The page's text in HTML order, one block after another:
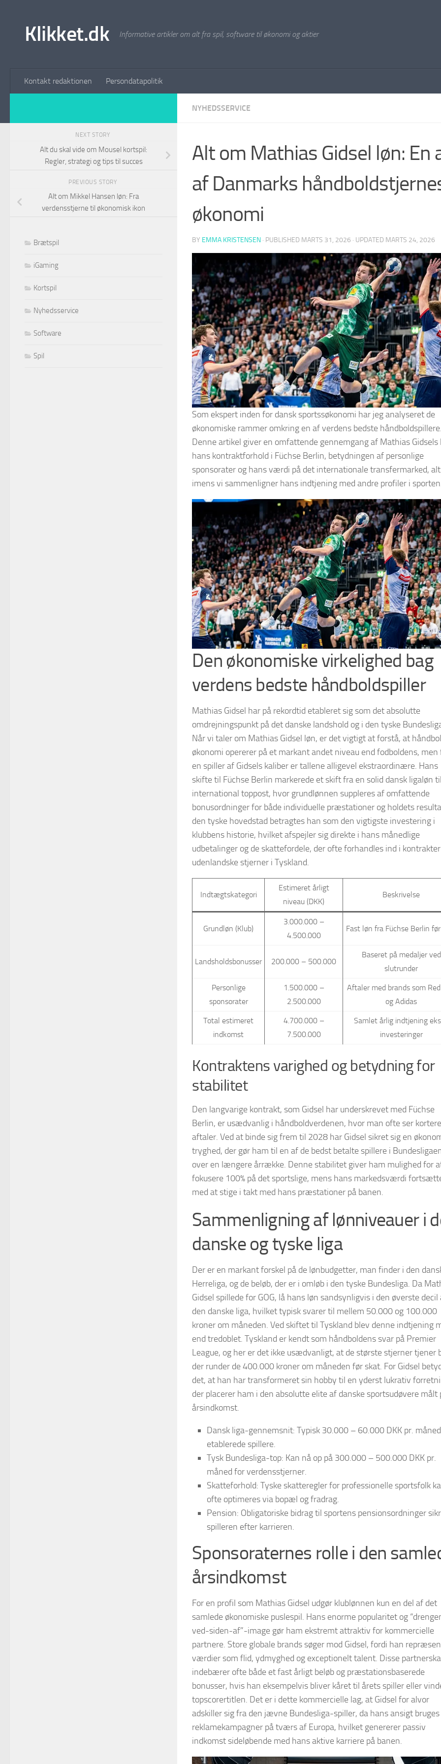
Klikket.dk Informative artikler om alt fra spil, software til økonomi og aktier
Kontakt redaktionen Persondatapolitik
NYHEDSSERVICE
Alt om Mathias Gidsel løn: En
af Danmarks
økonomi
BY EMMA KRISTENSEN · PUBLISHED MARTS 31, 2026 · UPDATED MARTS 24, 2026
Som ekspert inden for dansk sportssøkonomi har jeg analyseret de
økonomiske rammer omkring en af verdens bedste håndboldspillere.
Denne artikel giver en omfattende gennemgang af Mathias Gidsels
hans kontraktforhold i Füchse Berlin, betydningen af personlige
sponsorater og hans værdi på det internationale transfermarked, alt
imens vi sammenligner hans indtjening med andre profiler i
Den økonomiske virkelighed bag
verdens bedste håndboldspiller
Mathias Gidsel har på rekordtid etableret sig som det absolutte
omdrejningspunkt på det danske landshold og i den tyske
Når vi taler om Mathias Gidsel løn, er det vigtigt at forstå, at
økonomi opererer på et markant andet niveau end fodboldens, men
en spiller af Gidsels kaliber er tallene alligevel ekstraordinære. Hans
skifte til Füchse Berlin markerede et skift fra en solid dansk ligaløn
international toppost, hvor grundlønnen suppleres af omfattende
bonusordninger for både individuelle præstationer og holdets
den tyske hovedstad betragtes han som den vigtigste investering i
klubbens historie, hvilket afspejler sig direkte i hans månedlige
udbetalinger og de skattefordele, der ofte forhandles ind i
udenlandske stjerner i Tyskland.
Indtægtskategori
Estimeret årligt
niveau (DKK)
Beskrivelse
Grundløn (Klub)
3.000.000 –
4.500.000
Fast løn fra Füchse Berlin
Landsholdsbonusser 200.000 – 500.000
Baseret på medaljer ved
slutrunder
Personlige
sponsorater
1.500.000 –
2.500.000
Aftaler med brands som Red
og Adidas
Total estimeret
indkomst
4.700.000 –
7.500.000
Samlet årlig indtjening
investeringer
Kontraktens varighed og betydning for
stabilitet
Den langvarige kontrakt, som Gidsel har underskrevet med Füchse
Berlin, er usædvanlig i håndboldverdenen, hvor man ofte ser kortere
aftaler. Ved at binde sig frem til 2028 har Gidsel sikret sig en
tryghed, der gør ham til en af de bedst betalte spillere i
over en længere årrække. Denne stabilitet giver ham mulighed for
fokusere 100% på det sportslige, mens hans markedsværdi
med at stige i takt med hans præstationer på banen.
Sammenligning af lønniveauer i
danske og tyske liga
Der er en markant forskel på de lønbudgetter, man finder i den
Herreliga, og de beløb, der er i omløb i den tyske Bundesliga. Da
Gidsel spillede for GOG, lå hans løn sandsynligvis i den øverste decil
den danske liga, hvilket typisk svarer til mellem 50.000 og 100.000
kroner om måneden. Ved skiftet til Tyskland blev denne indtjening
end tredoblet. Tyskland er kendt som håndboldens svar på Premier
League, og her er det ikke usædvanligt, at de største stjerner tjener
der runder de 400.000 kroner om måneden før skat. For Gidsel
det, at han har transformeret sin hobby til en yderst lukrativ
der placerer ham i den absolutte elite af danske sportsudøvere målt
årsindkomst.
Dansk liga-gennemsnit: Typisk 30.000 – 60.000 DKK pr.
etablerede spillere.
Tysk Bundesliga-top: Kan nå op på 300.000 – 500.000 DKK pr.
måned for verdensstjerner.
Skatteforhold: Tyske skatteregler for professionelle sportsfolk
ofte optimeres via bopæl og fradrag.
Pension: Obligatoriske bidrag til sportens pensionsordninger
spilleren efter karrieren.
Sponsoraternes rolle i den
årsindkomst
For en profil som Mathias Gidsel udgør klublønnen kun en del af det
samlede økonomiske puslespil. Hans enorme popularitet og
ved-siden-af”-image gør ham ekstremt attraktiv for kommercielle
partnere. Store globale brands søger mod Gidsel, fordi han
værdier som flid, ydmyghed og exceptionelt talent. Disse
indebærer ofte både et fast årligt beløb og præstationsbaserede
bonusser, hvis han eksempelvis bliver kåret til årets spiller eller
topscorertitlen. Det er i dette kommercielle lag, at Gidsel for alvor
adskiller sig fra den jævne Bundesliga-spiller, da hans ansigt bruges
reklamekampagner på tværs af Europa, hvilket genererer passiv
indkomst sideløbende med hans aktive karriere på banen.
NEXT STORY
Alt du skal vide om Mousel kortspil:
Regler, strategi og tips til succes
PREVIOUS STORY
Alt om Mikkel Hansen løn: Fra
verdensstjerne til økonomisk ikon
Brætspil
iGaming
Kortspil
Nyhedsservice
Software
Spil